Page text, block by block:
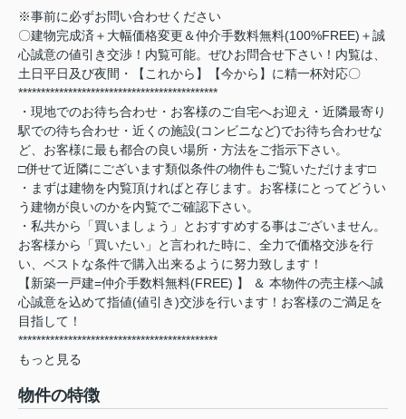
※事前に必ずお問い合わせください
〇建物完成済＋大幅価格変更＆仲介手数料無料(100%FREE)＋誠
心誠意の値引き交渉！内覧可能。ぜひお問合せ下さい！内覧は、
土日平日及び夜間・【これから】【今から】に精一杯対応〇
********************************************
・現地でのお待ち合わせ・お客様のご自宅へお迎え・近隣最寄り
駅での待ち合わせ・近くの施設(コンビニなど)でお待ち合わせな
ど、お客様に最も都合の良い場所・方法をご指示下さい。
□併せて近隣にございます類似条件の物件もご覧いただけます□
・まずは建物を内覧頂ければと存じます。お客様にとってどうい
う建物が良いのかを内覧でご確認下さい。
・私共から「買いましょう」とおすすめする事はございません。
お客様から「買いたい」と言われた時に、全力で価格交渉を行
い、ベストな条件で購入出来るように努力致します！
【新築一戸建=仲介手数料無料(FREE) 】 ＆ 本物件の売主様へ誠
心誠意を込めて指値(値引き)交渉を行います！お客様のご満足を
目指して！
********************************************
もっと見る
物件の特徴